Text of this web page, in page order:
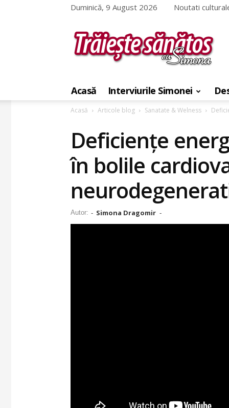
Duminică, 9 August 2026 Noutati
sanatos
Simona
Acasă Interviurile Simonei
Acasă Articole blog Sanatate & Welness
Deficiențe
în bolile
Autor: - Simona Dragomir -